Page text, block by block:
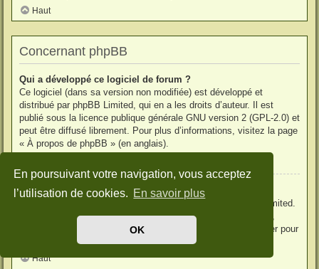
En poursuivant votre navigation, vous acceptez
l’utilisation de cookies. En savoir plus
OK
Haut
Concernant phpBB
Qui a développé ce logiciel de forum ?
Ce logiciel (dans sa version non modifiée) est développé et
distribué par phpBB Limited , qui en a les droits d’auteur. Il est
publié sous la licence publique générale GNU version 2 (GPL-2.0) et
peut être diffusé librement. Pour plus d’informations, visitez la page
« À propos de phpBB » (en anglais).
Pourquoi la fonctionnalité X n’est pas disponible ?
Ce logiciel a été développé et mis sous licence par phpBB Limited.
Si vous pensez qu’une fonctionnalité nécessite d’être ajoutée,
phpBB Ideas(en anglais) où vous pouvez voter pour
des idées proposées ou en suggérer de nouvelles.
Haut